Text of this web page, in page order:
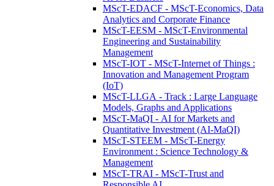
MScT-EDACF - MScT-Economics, Data
Analytics and Corporate Finance
MScT-EESM - MScT-Environmental
Engineering and Sustainability
Management
MScT-IOT - MScT-Internet of Things :
Innovation and Management Program
(IoT)
MScT-LLGA - Track : Large Language
Models, Graphs and Applications
MScT-MaQI - AI for Markets and
Quantitative Investment (AI-MaQI)
MScT-STEEM - MScT-Energy
Environment : Science Technology &
Management
MScT-TRAI - MScT-Trust and